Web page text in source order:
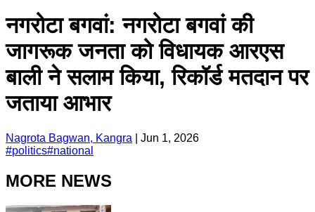
नगरोटा बगवां: नगरोटा बगवां की
जागरूक जनता को विधायक आरएस
बाली ने सलाम किया, रिकॉर्ड मतदान पर
जताया आभार
Nagrota Bagwan, Kangra
Jun 1, 2026
#politics#national
MORE NEWS